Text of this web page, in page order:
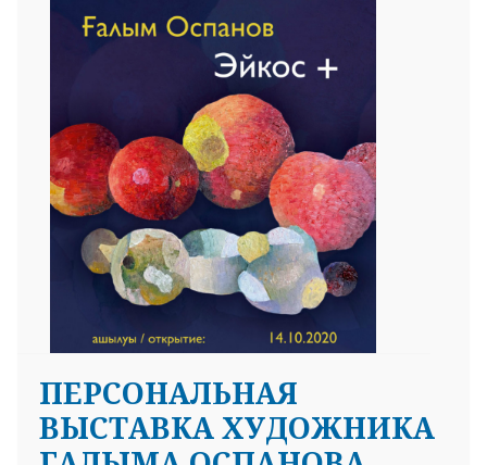
ПЕРСОНАЛЬНАЯ
ВЫСТАВКА ХУДОЖНИКА